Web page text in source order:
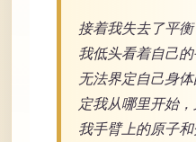
接着我失去了平衡
我低头看着自己
无法界定自己身
定我从哪里开始
我手臂上的原子